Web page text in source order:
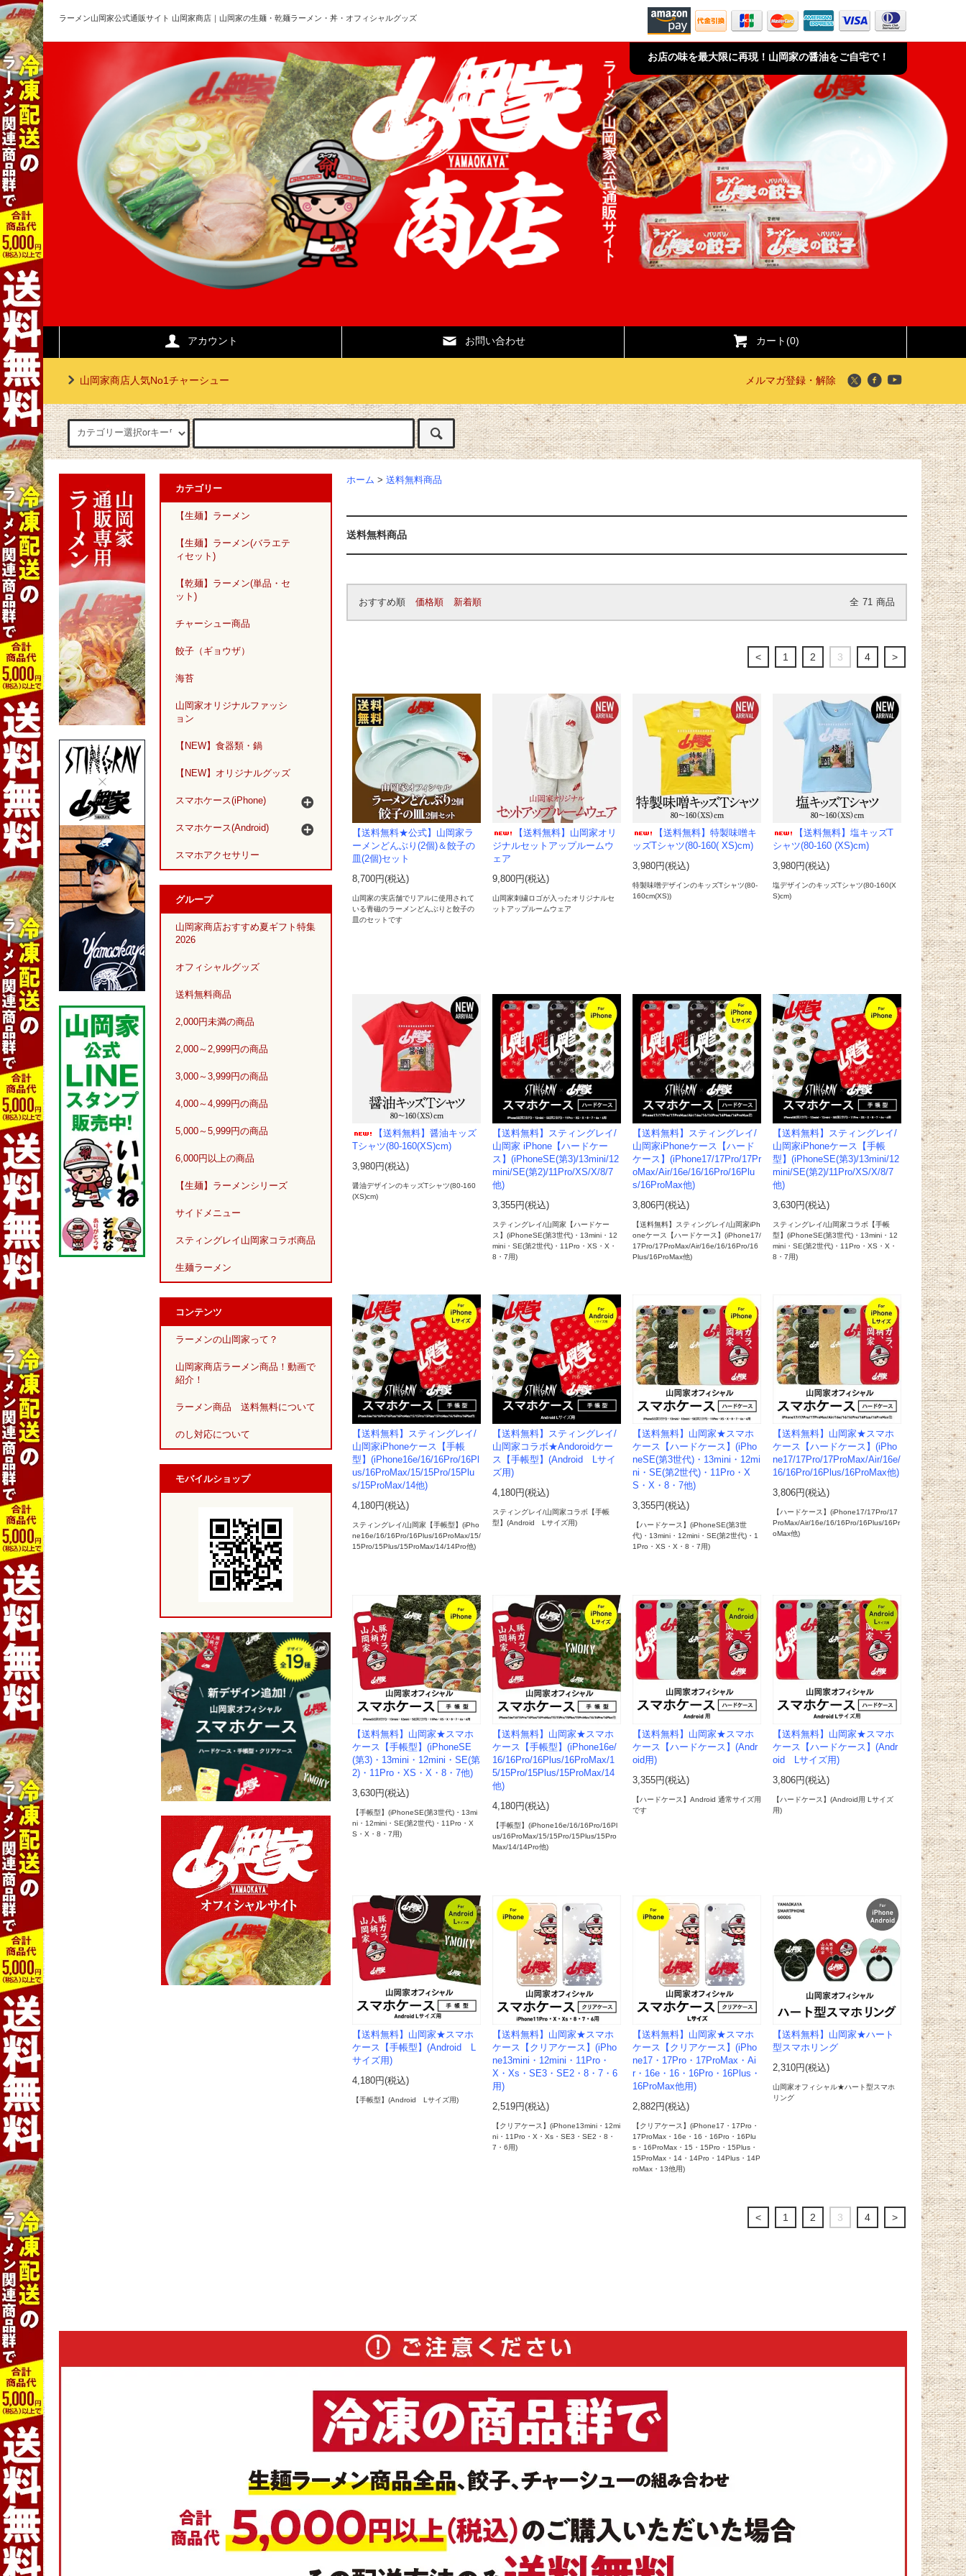
ラーメン山岡家公式通販サイト 山岡家商店｜山岡家の生麺・乾麺ラーメン・丼・オフィシャルグッズ
お店の味を最大限に再現！山岡家の醤油をご自宅で！
アカウント お問い合わせ カート(0)
山岡家商店人気No1チャーシュー メルマガ登録・解除
ホーム > 送料無料商品
送料無料商品
おすすめ順 価格順 新着順 全 71 商品
< 1 2 3 4 >
【送料無料★公式】山岡家ラ
ーメンどんぶり(2個)＆餃子の
皿(2個)セット
8,700円(税込)
山岡家の実店舗でリアルに使用されて
いる青磁のラーメンどんぶりと餃子の
皿のセットです
【送料無料】山岡家オリ
ジナルセットアップルームウ
ェア
9,800円(税込)
山岡家刺繍ロゴが入ったオリジナルセ
ットアップルームウェア
【送料無料】特製味噌キ
ッズTシャツ(80-160( XS)cm)
3,980円(税込)
特製味噌デザインのキッズTシャツ(80-
160cm(XS))
【送料無料】塩キッズT
シャツ(80-160 (XS)cm)
3,980円(税込)
塩デザインのキッズTシャツ(80-160(X
S)cm)
【送料無料】醤油キッズ
Tシャツ(80-160(XS)cm)
3,980円(税込)
醤油デザインのキッズTシャツ(80-160
(XS)cm)
【送料無料】スティングレイ/
山岡家 iPhone【ハードケー
ス】(iPhoneSE(第3)/13mini/12
mini/SE(第2)/11Pro/XS/X/8/7
他)
3,355円(税込)
スティングレイ/山岡家【ハードケー
ス】(iPhoneSE(第3世代)・13mini・12
mini・SE(第2世代)・11Pro・XS・X・
8・7用)
【送料無料】スティングレイ/
山岡家iPhoneケース【ハード
ケース】(iPhone17/17Pro/17Pr
oMax/Air/16e/16/16Pro/16Plu
s/16ProMax他)
3,806円(税込)
【送料無料】スティングレイ/山岡家iPh
oneケース【ハードケース】(iPhone17/
17Pro/17ProMax/Air/16e/16/16Pro/16
Plus/16ProMax他)
【送料無料】スティングレイ/
山岡家iPhoneケース【手帳
型】(iPhoneSE(第3)/13mini/12
mini/SE(第2)/11Pro/XS/X/8/7
他)
3,630円(税込)
スティングレイ/山岡家コラボ【手帳
型】(iPhoneSE(第3世代)・13mini・12
mini・SE(第2世代)・11Pro・XS・X・
8・7用)
【送料無料】スティングレイ/
山岡家iPhoneケース【手帳
型】(iPhone16e/16/16Pro/16Pl
us/16ProMax/15/15Pro/15Plu
s/15ProMax/14他)
4,180円(税込)
スティングレイ/山岡家【手帳型】(iPho
ne16e/16/16Pro/16Plus/16ProMax/15/
15Pro/15Plus/15ProMax/14/14Pro他)
【送料無料】スティングレイ/
山岡家コラボ★Andoroidケー
ス【手帳型】(Android Lサイ
ズ用)
4,180円(税込)
スティングレイ/山岡家コラボ【手帳
型】(Android Lサイズ用)
【送料無料】山岡家★スマホ
ケース【ハードケース】(iPho
neSE(第3世代)・13mini・12mi
ni・SE(第2世代)・11Pro・X
S・X・8・7他)
3,355円(税込)
【ハードケース】(iPhoneSE(第3世
代)・13mini・12mini・SE(第2世代)・1
1Pro・XS・X・8・7用)
【送料無料】山岡家★スマホ
ケース【ハードケース】(iPho
ne17/17Pro/17ProMax/Air/16e/
16/16Pro/16Plus/16ProMax他)
3,806円(税込)
【ハードケース】(iPhone17/17Pro/17
ProMax/Air/16e/16/16Pro/16Plus/16Pr
oMax他)
【送料無料】山岡家★スマホ
ケース【手帳型】(iPhoneSE
(第3)・13mini・12mini・SE(第
2)・11Pro・XS・X・8・7他)
3,630円(税込)
【手帳型】(iPhoneSE(第3世代)・13mi
ni・12mini・SE(第2世代)・11Pro・X
S・X・8・7用)
【送料無料】山岡家★スマホ
ケース【手帳型】(iPhone16e/
16/16Pro/16Plus/16ProMax/1
5/15Pro/15Plus/15ProMax/14
他)
4,180円(税込)
【手帳型】(iPhone16e/16/16Pro/16Pl
us/16ProMax/15/15Pro/15Plus/15Pro
Max/14/14Pro他)
【送料無料】山岡家★スマホ
ケース【ハードケース】(Andr
oid用)
3,355円(税込)
【ハードケース】Android 通常サイズ用
です
【送料無料】山岡家★スマホ
ケース【ハードケース】(Andr
oid Lサイズ用)
3,806円(税込)
【ハードケース】(Android用 Lサイズ
用)
【送料無料】山岡家★スマホ
ケース【手帳型】(Android L
サイズ用)
4,180円(税込)
【手帳型】(Android Lサイズ用)
【送料無料】山岡家★スマホ
ケース【クリアケース】(iPho
ne13mini・12mini・11Pro・
X・Xs・SE3・SE2・8・7・6
用)
2,519円(税込)
【クリアケース】(iPhone13mini・12mi
ni・11Pro・X・Xs・SE3・SE2・8・
7・6用)
【送料無料】山岡家★スマホ
ケース【クリアケース】(iPho
ne17・17Pro・17ProMax・Ai
r・16e・16・16Pro・16Plus・
16ProMax他用)
2,882円(税込)
【クリアケース】(iPhone17・17Pro・
17ProMax・16e・16・16Pro・16Plu
s・16ProMax・15・15Pro・15Plus・
15ProMax・14・14Pro・14Plus・14P
roMax・13他用)
【送料無料】山岡家★ハート
型スマホリング
2,310円(税込)
山岡家オフィシャル★ハート型スマホ
リング
< 1 2 3 4 >
カテゴリー
【生麺】ラーメン
【生麺】ラーメン(バラエテ
ィセット)
【乾麺】ラーメン(単品・セ
ット)
チャーシュー商品
餃子（ギョウザ）
海苔
山岡家オリジナルファッシ
ョン
【NEW】食器類・鍋
【NEW】オリジナルグッズ
スマホケース(iPhone)
スマホケース(Android)
スマホアクセサリー
グループ
山岡家商店おすすめ夏ギフト特集
2026
オフィシャルグッズ
送料無料商品
2,000円未満の商品
2,000～2,999円の商品
3,000～3,999円の商品
4,000～4,999円の商品
5,000～5,999円の商品
6,000円以上の商品
【生麺】ラーメンシリーズ
サイドメニュー
スティングレイ山岡家コラボ商品
生麺ラーメン
コンテンツ
ラーメンの山岡家って？
山岡家商店ラーメン商品！動画で
紹介！
ラーメン商品 送料無料について
のし対応について
モバイルショップ